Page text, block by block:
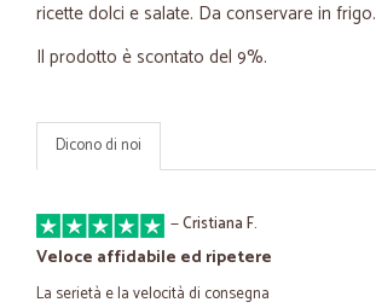
ricette dolci e salate. Da conservare in frigo.
Il prodotto è scontato del 9%.
Dicono di noi
—Cristiana F.
Veloce affidabile ed ripetere
La serietà e la velocità di consegna